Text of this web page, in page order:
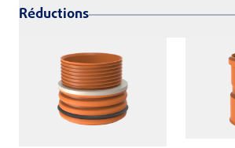
Réductions